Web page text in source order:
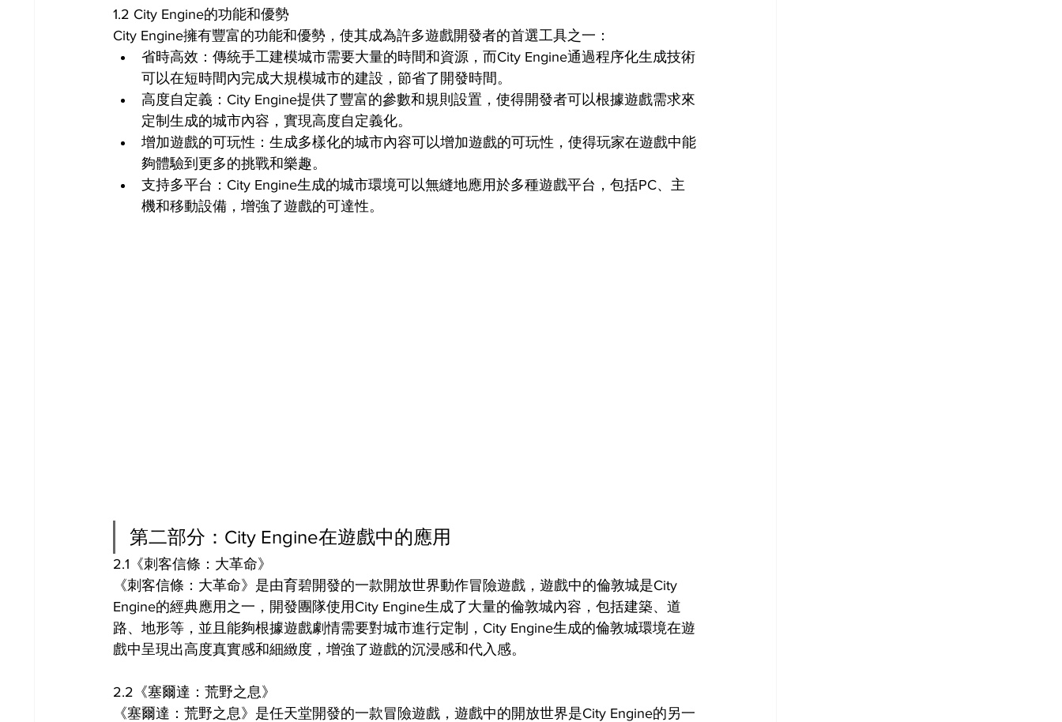
1.2 City Engine的功能和優勢
City Engine擁有豐富的功能和優勢，使其成為許多遊戲開發者的首選工具之一：
省時高效：傳統手工建模城市需要大量的時間和資源，而City Engine通過程序化生成技術
可以在短時間內完成大規模城市的建設，節省了開發時間。
高度自定義：City Engine提供了豐富的參數和規則設置，使得開發者可以根據遊戲需求來
定制生成的城市內容，實現高度自定義化。
增加遊戲的可玩性：生成多樣化的城市內容可以增加遊戲的可玩性，使得玩家在遊戲中能
夠體驗到更多的挑戰和樂趣。
支持多平台：City Engine生成的城市環境可以無縫地應用於多種遊戲平台，包括PC、主
機和移動設備，增強了遊戲的可達性。
第二部分：City Engine在遊戲中的應用
2.1《刺客信條：大革命》
《刺客信條：大革命》是由育碧開發的一款開放世界動作冒險遊戲，遊戲中的倫敦城是City
Engine的經典應用之一，開發團隊使用City Engine生成了大量的倫敦城內容，包括建築、道
路、地形等，並且能夠根據遊戲劇情需要對城市進行定制，City Engine生成的倫敦城環境在遊
戲中呈現出高度真實感和細緻度，增強了遊戲的沉浸感和代入感。
2.2《塞爾達：荒野之息》
《塞爾達：荒野之息》是任天堂開發的一款冒險遊戲，遊戲中的開放世界是City Engine的另一